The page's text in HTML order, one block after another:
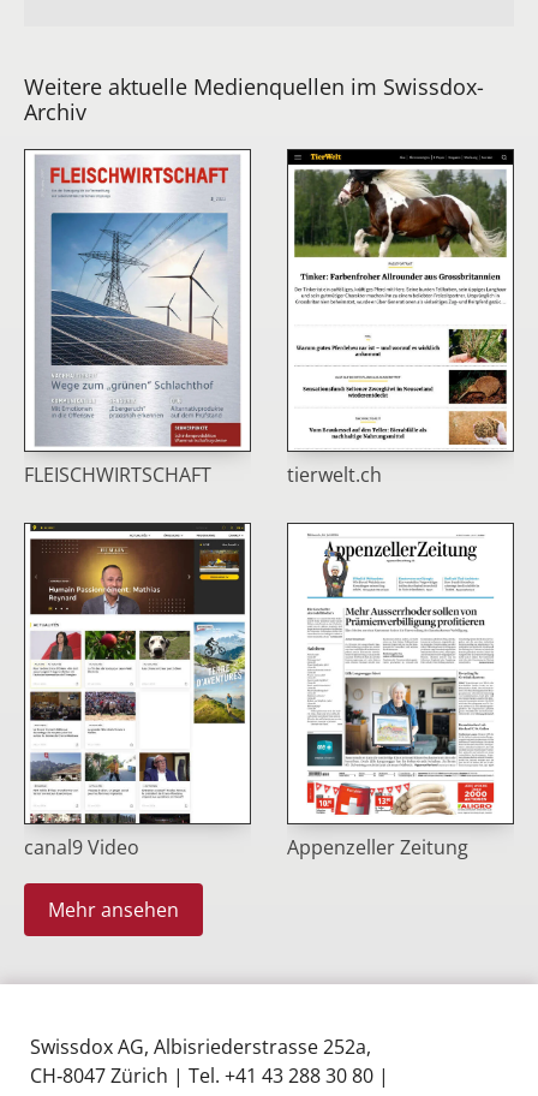
Weitere aktuelle Medienquellen im Swissdox-
Archiv
FLEISCHWIRTSCHAFT tierwelt.ch
canal9 Video Appenzeller Zeitung
Mehr ansehen
Swissdox AG, Albisriederstrasse 252a,
CH‑8047 Zürich | Tel. +41 43 288 30 80 |